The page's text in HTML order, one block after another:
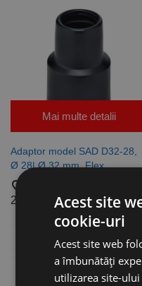
Mai multe detalii
Adaptor model SAD D32-28,
Ø 28| Ø 32 mm, Flex
favorite_border
26,96 lei Acest site
cookie-uri
Acest site web
a îmbunătăți
utilizarea site-